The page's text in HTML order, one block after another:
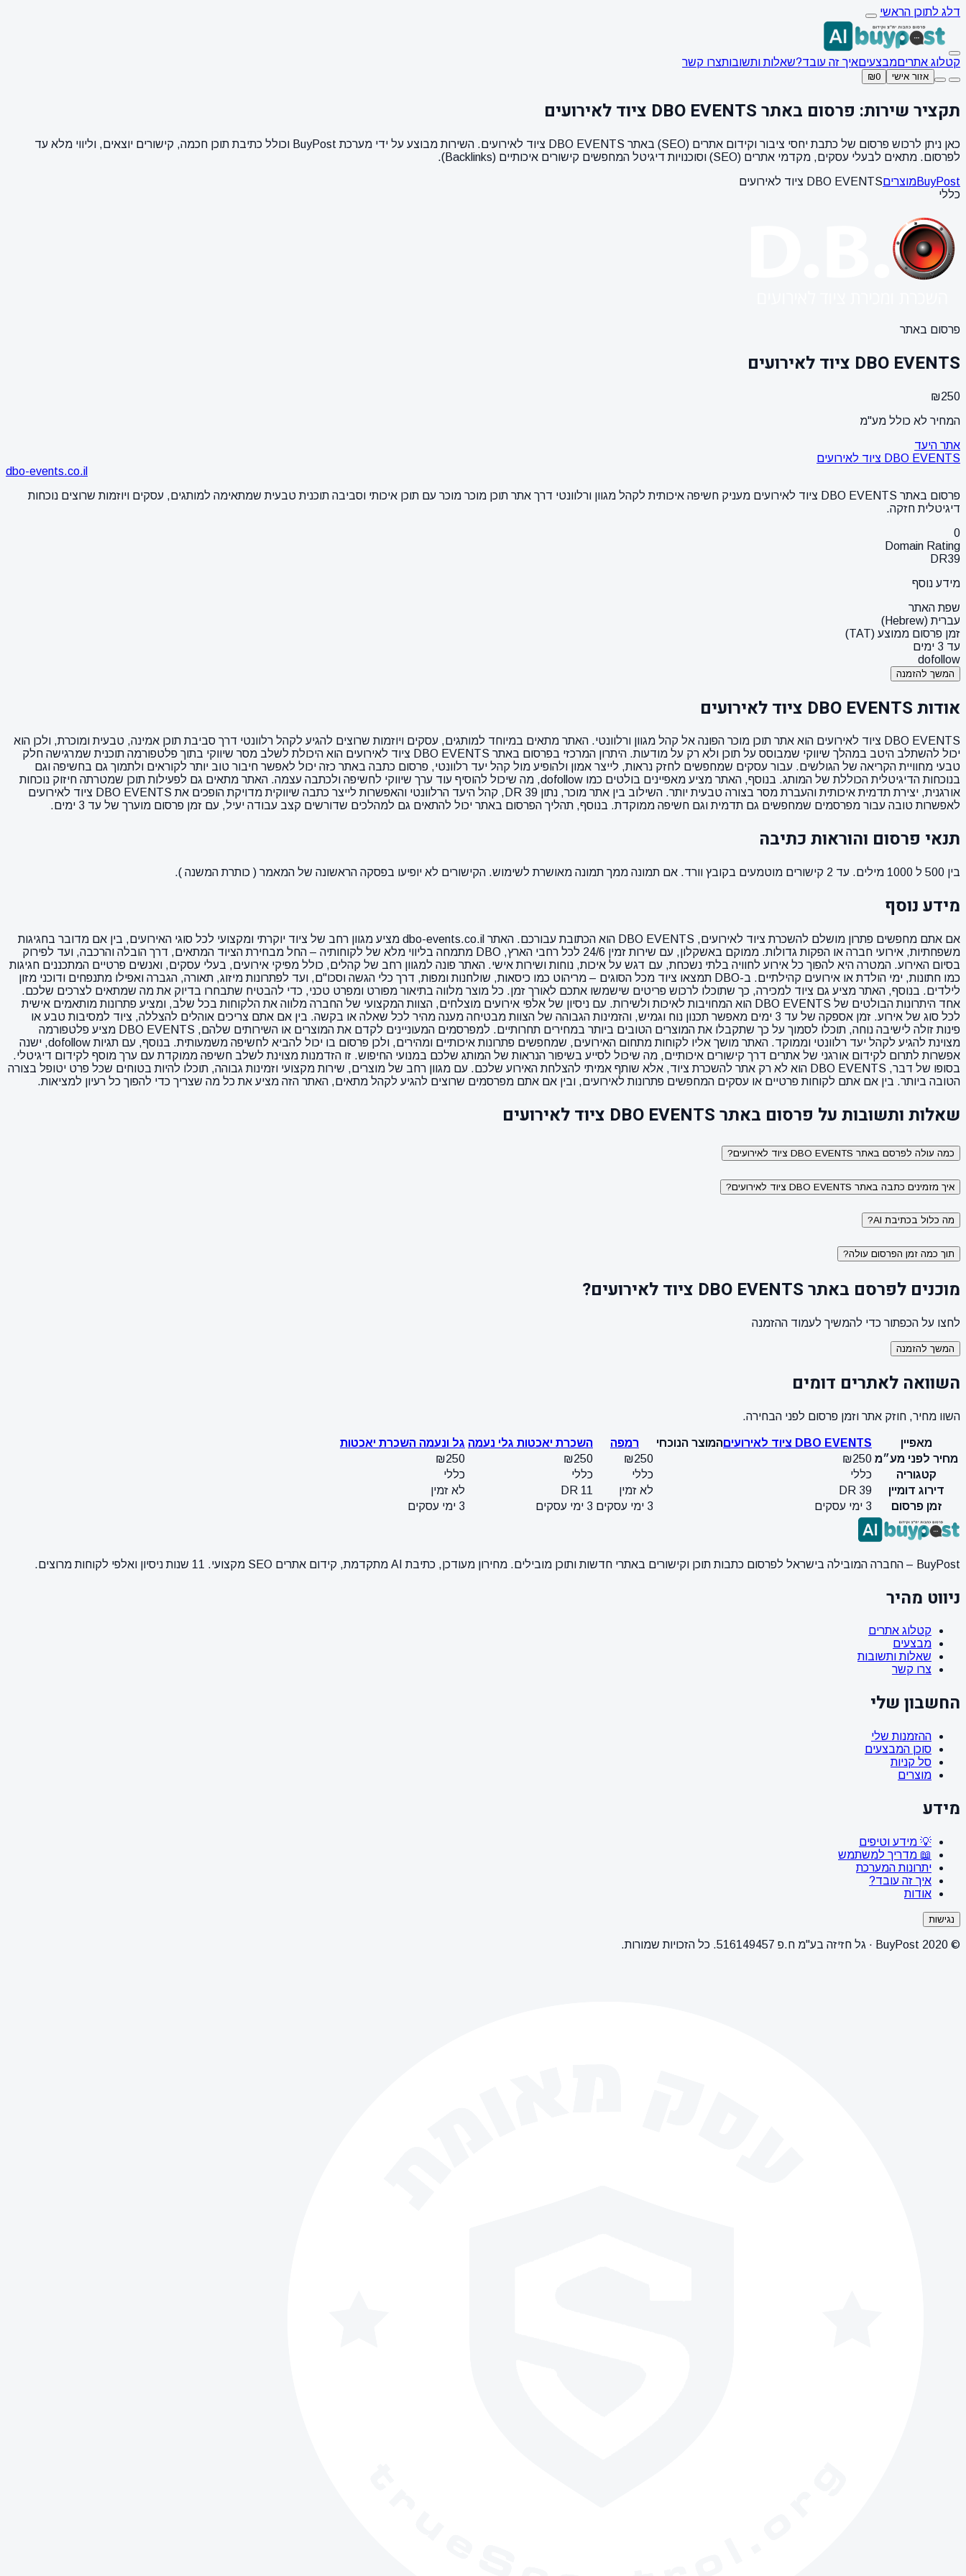
דלג לתוכן הראשי
קטלוג אתריםמבצעיםאיך זה עובד?שאלות ותשובותצרו קשר
אזור אישי ₪0
תקציר שירות: פרסום באתר DBO EVENTS ציוד לאירועים
כאן ניתן לרכוש פרסום של כתבת יחסי ציבור וקידום אתרים (SEO) באתר DBO EVENTS ציוד לאירועים. השירות מבוצע על ידי מערכת BuyPost וכולל כתיבת תוכן חכמה, קישורים יוצאים, וליווי מלא עד
לפרסום. מתאים לבעלי עסקים, מקדמי אתרים (SEO) וסוכנויות דיגיטל המחפשים קישורים איכותיים (Backlinks).
BuyPostמוצריםDBO EVENTS ציוד לאירועים
כללי
פרסום באתר
DBO EVENTS ציוד לאירועים
₪250
המחיר לא כולל מע"מ
אתר היעד
DBO EVENTS ציוד לאירועים
dbo-events.co.il
פרסום באתר DBO EVENTS ציוד לאירועים מעניק חשיפה איכותית לקהל מגוון ורלוונטי דרך אתר תוכן מוכר מוכר עם תוכן איכותי וסביבה תוכנית טבעית שמתאימה למותגים, עסקים ויוזמות שרוצים נוכחות
דיגיטלית חזקה.
0
Domain Rating
DR39
מידע נוסף
שפת האתר
עברית (Hebrew)
זמן פרסום ממוצע (TAT)
עד 3 ימים
dofollow
המשך להזמנה
אודות DBO EVENTS ציוד לאירועים
DBO EVENTS ציוד לאירועים הוא אתר תוכן מוכר הפונה אל קהל מגוון ורלוונטי. האתר מתאים במיוחד למותגים, עסקים ויוזמות שרוצים להגיע לקהל רלוונטי דרך סביבת תוכן אמינה, טבעית ומוכרת, ולכן הוא
יכול להשתלב היטב במהלך שיווקי שמבוסס על תוכן ולא רק על מודעות. היתרון המרכזי בפרסום באתר DBO EVENTS ציוד לאירועים הוא היכולת לשלב מסר שיווקי בתוך פלטפורמה תוכנית שמרגישה חלק
טבעי מחוויית הקריאה של הגולשים. עבור עסקים שמחפשים לחזק נראות, לייצר אמון ולהופיע מול קהל יעד רלוונטי, פרסום כתבה באתר כזה יכול לאפשר חיבור טוב יותר לקוראים ולתמוך גם בחשיפה וגם
בנוכחות הדיגיטלית הכוללת של המותג. בנוסף, האתר מציע מאפיינים בולטים כמו dofollow, מה שיכול להוסיף עוד ערך שיווקי לחשיפה ולכתבה עצמה. האתר מתאים גם לפעילות תוכן שמטרתה חיזוק נוכחות
אורגנית, יצירת תדמית איכותית והעברת מסר בצורה טבעית יותר. השילוב בין אתר מוכר, נתון DR 39, קהל היעד הרלוונטי והאפשרות לייצר כתבה שיווקית מדויקת הופכים את DBO EVENTS ציוד לאירועים
לאפשרות טובה עבור מפרסמים שמחפשים גם תדמית וגם חשיפה ממוקדת. בנוסף, תהליך הפרסום באתר יכול להתאים גם למהלכים שדורשים קצב עבודה יעיל, עם זמן פרסום מוערך של עד 3 ימים.
תנאי פרסום והוראות כתיבה
בין 500 ל 1000 מילים. עד 2 קישורים מוטמעים בקובץ וורד. אם תמונה ממך תמונה מאושרת לשימוש. הקישורים לא יופיעו בפסקה הראשונה של המאמר ( כותרת המשנה ).
מידע נוסף
אם אתם מחפשים פתרון מושלם להשכרת ציוד לאירועים, DBO EVENTS הוא הכתובת עבורכם. האתר dbo-events.co.il מציע מגוון רחב של ציוד יוקרתי ומקצועי לכל סוגי האירועים, בין אם מדובר בחגיגות
משפחתיות, אירועי חברה או הפקות גדולות. ממוקם באשקלון, עם שירות זמין 24/6 לכל רחבי הארץ, DBO מתמחה בליווי מלא של לקוחותיה – החל מבחירת הציוד המתאים, דרך הובלה והרכבה, ועד לפירוק
בסיום האירוע. המטרה היא להפוך כל אירוע לחוויה בלתי נשכחת, עם דגש על איכות, נוחות ושירות אישי. האתר פונה למגוון רחב של קהלים, כולל מפיקי אירועים, בעלי עסקים, ואנשים פרטיים המתכננים חגיגות
כמו חתונות, ימי הולדת או אירועים קהילתיים. ב-DBO תמצאו ציוד מכל הסוגים – מריהוט כמו כיסאות, שולחנות ומפות, דרך כלי הגשה וסכו"ם, ועד לפתרונות מיזוג, תאורה, הגברה ואפילו מתנפחים ודוכני מזון
לילדים. בנוסף, האתר מציע גם ציוד למכירה, כך שתוכלו לרכוש פריטים שישמשו אתכם לאורך זמן. כל מוצר מלווה בתיאור מפורט ומפרט טכני, כדי להבטיח שתבחרו בדיוק את מה שמתאים לצרכים שלכם.
אחד היתרונות הבולטים של DBO EVENTS הוא המחויבות לאיכות ולשירות. עם ניסיון של אלפי אירועים מוצלחים, הצוות המקצועי של החברה מלווה את הלקוחות בכל שלב, ומציע פתרונות מותאמים אישית
לכל סוג של אירוע. זמן אספקה של עד 3 ימים מאפשר תכנון נוח וגמיש, והזמינות הגבוהה של הצוות מבטיחה מענה מהיר לכל שאלה או בקשה. בין אם אתם צריכים אוהלים להצללה, ציוד למסיבות טבע או
פינות זולה לישיבה נוחה, תוכלו לסמוך על כך שתקבלו את המוצרים הטובים ביותר במחירים תחרותיים. למפרסמים המעוניינים לקדם את המוצרים או השירותים שלהם, DBO EVENTS מציע פלטפורמה
מצוינת להגיע לקהל יעד רלוונטי וממוקד. האתר מושך אליו לקוחות מתחום האירועים, שמחפשים פתרונות איכותיים ומהירים, ולכן פרסום בו יכול להביא לחשיפה משמעותית. בנוסף, עם תגיות dofollow, ישנה
אפשרות לתרום לקידום אורגני של אתרים דרך קישורים איכותיים, מה שיכול לסייע בשיפור הנראות של המותג שלכם במנועי החיפוש. זו הזדמנות מצוינת לשלב חשיפה ממוקדת עם ערך מוסף לקידום דיגיטלי.
בסופו של דבר, DBO EVENTS הוא לא רק אתר להשכרת ציוד, אלא שותף אמיתי להצלחת האירוע שלכם. עם מגוון רחב של מוצרים, שירות מקצועי וזמינות גבוהה, תוכלו להיות בטוחים שכל פרט יטופל בצורה
הטובה ביותר. בין אם אתם לקוחות פרטיים או עסקים המחפשים פתרונות לאירועים, ובין אם אתם מפרסמים שרוצים להגיע לקהל מתאים, האתר הזה מציע את כל מה שצריך כדי להפוך כל רעיון למציאות.
שאלות ותשובות על פרסום באתר DBO EVENTS ציוד לאירועים
כמה עולה לפרסם באתר DBO EVENTS ציוד לאירועים?
איך מזמינים כתבה באתר DBO EVENTS ציוד לאירועים?
מה כלול בכתיבת AI?
תוך כמה זמן הפרסום עולה?
מוכנים לפרסם באתר DBO EVENTS ציוד לאירועים?
לחצו על הכפתור כדי להמשיך לעמוד ההזמנה
המשך להזמנה
השוואה לאתרים דומים
השוו מחיר, חוזק אתר וזמן פרסום לפני הבחירה.
מאפיין DBO EVENTS ציוד לאירועים המוצר הנוכחי רמפה השכרת יאכטות גלי נעמה גל ונעמה השכרת יאכטות
מחיר לפני מע״מ ₪250
₪250
₪250
₪250
קטגוריה
כללי כללי כללי
כללי
דירוג דומיין
DR 39 לא זמין DR 11
לא זמין
זמן פרסום
3 ימי עסקים 3 ימי עסקים 3 ימי עסקים 3 ימי עסקים
BuyPost – החברה המובילה בישראל לפרסום כתבות תוכן וקישורים באתרי חדשות ותוכן מובילים. מחירון מעודכן, כתיבת AI מתקדמת, קידום אתרים SEO מקצועי. 11 שנות ניסיון ואלפי לקוחות מרוצים.
ניווט מהיר
קטלוג אתרים
מבצעים
שאלות ותשובות
צרו קשר
החשבון שלי
ההזמנות שלי
סוכן המבצעים
סל קניות
מוצרים
מידע
💡 מידע וטיפים
📖 מדריך למשתמש
יתרונות המערכת
איך זה עובד?
אודות
נגישות
© 2020 BuyPost · גל חזיזה בע"מ ח.פ 516149457. כל הזכויות שמורות.